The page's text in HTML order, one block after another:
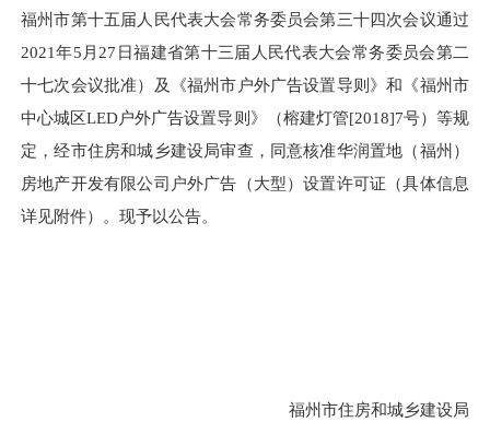
福州市第十五届人民代表大会常务委员会第三十四次会议通过
2021年5月27日福建省第十三届人民代表大会常务委员会第二
十七次会议批准）及《福州市户外广告设置导则》和《福州市
中心城区LED户外广告设置导则》（榕建灯管[2018]7号）等规
定，经市住房和城乡建设局审查，同意核准华润置地（福州）
房地产开发有限公司户外广告（大型）设置许可证（具体信息
详见附件）。现予以公告。
福州市住房和城乡建设局